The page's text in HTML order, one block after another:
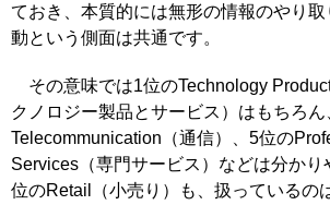
ておき、本質的には無形の情報のやり
動という側面は共通です。
その意味では1位のTechnology
クノロジー製品とサービス）はもちろ
Telecommunication（通信）、5位の
Services（専門サービス）などは分か
位のRetail（小売り）も、扱っているの